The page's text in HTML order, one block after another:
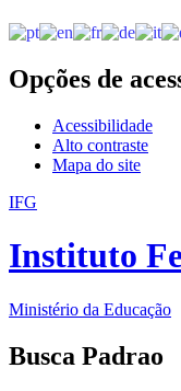
Opções de
Acessibilidade
Alto contraste
Mapa do site
IFG
Instituto
Ministério da Educação
Busca Padrao